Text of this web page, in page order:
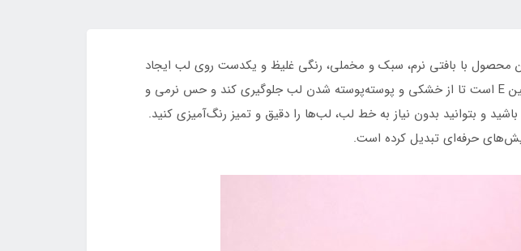
با بافتی نرم، سبک و مخملی، رنگی غلیظ و یکدست روی لب ایجاد
می‌کند و جلوه‌ای مات و جذاب به لب‌ها می‌بخشد. فرمول ویژه‌اش حاوی مرطوب‌کننده و ویتامین E است تا از خشکی و پوسته‌پوسته شدن لب جلوگیری کند و حس نرمی و
و بتوانید بدون نیاز به خط لب، لب‌ها را دقیق و تمیز رنگ‌آمیزی کنید.
حرفه‌ای تبدیل کرده است.